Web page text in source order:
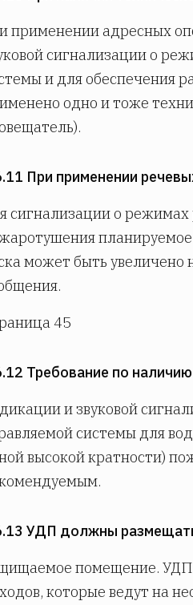
применении адресных
сигнализации о
и для обеспечения
одно и тоже
При применении
сигнализации о
может быть увеличено
45
Требование по
и звуковой
системы для
высокой кратности)
УДП должны
помещение. УДП
которые ведут на